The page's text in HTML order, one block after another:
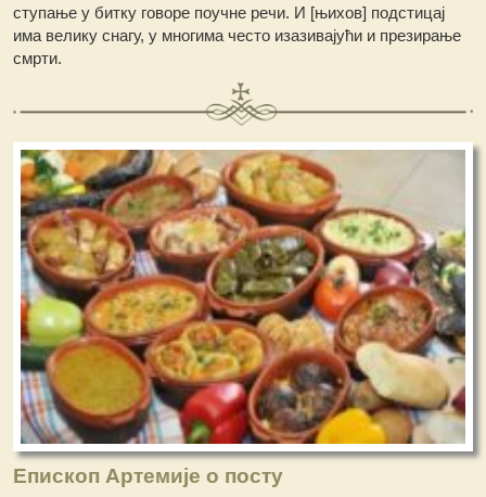
ступање у битку говоре поучне речи. И [њихов] подстицај
има велику снагу, у многима често изазивајући и презирање
смрти.
Епископ Артемије о посту